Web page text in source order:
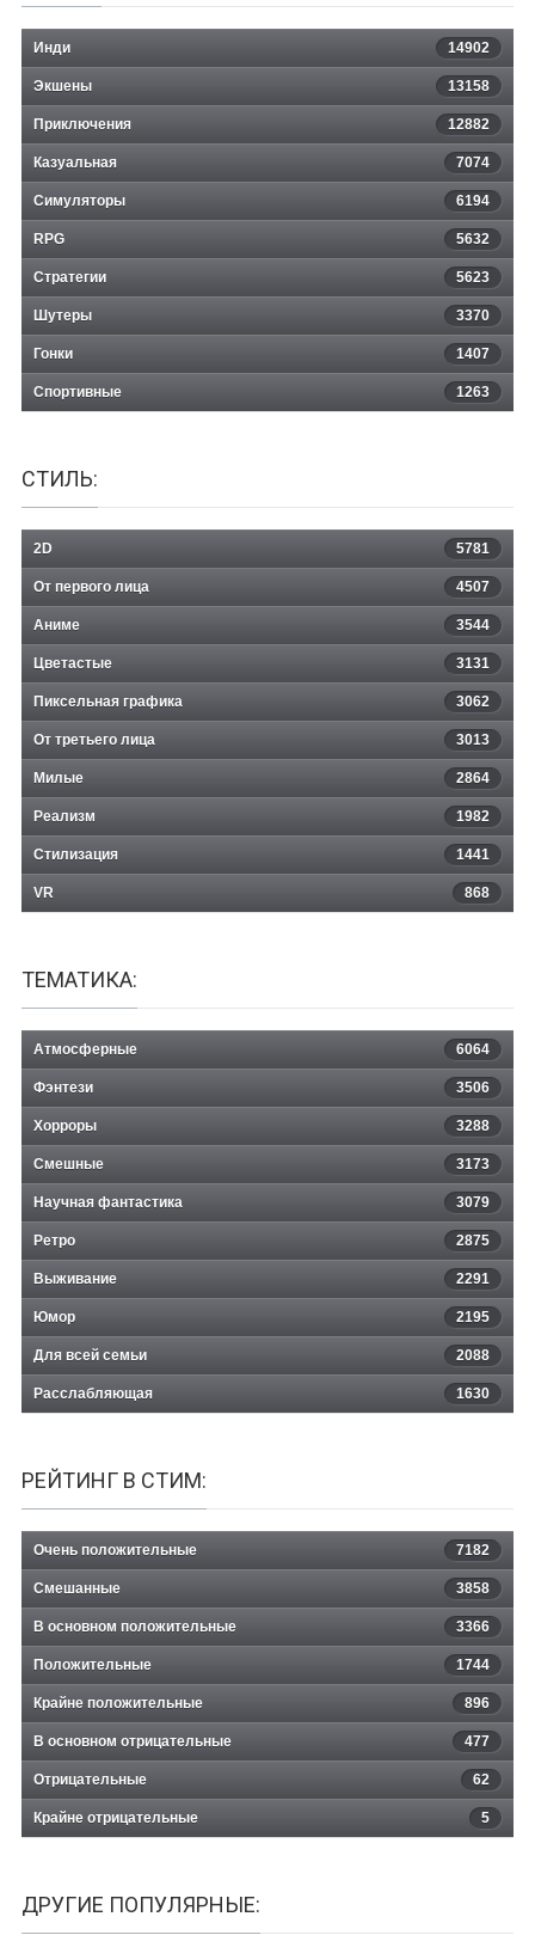
Company of Heroes 2 - Ardennes
Инди 14902
Экшены 13158
Приключения 12882
Казуальная 7074
Симуляторы 6194
RPG 5632
Стратегии 5623
Шутеры 3370
Гонки 1407
Спортивные 1263
СТИЛЬ:
2D 5781
От первого лица 4507
Аниме 3544
Цветастые 3131
Пиксельная графика 3062
От третьего лица 3013
Милые 2864
Реализм 1982
Стилизация 1441
VR 868
ТЕМАТИКА:
Атмосферные 6064
Фэнтези 3506
Хорроры 3288
Смешные 3173
Научная фантастика 3079
Ретро 2875
Выживание 2291
Юмор 2195
Для всей семьи 2088
Расслабляющая 1630
РЕЙТИНГ В СТИМ:
Очень положительные 7182
Смешанные 3858
В основном положительные 3366
Положительные 1744
Крайне положительные 896
В основном отрицательные 477
Отрицательные 62
Крайне отрицательные 5
ДРУГИЕ ПОПУЛЯРНЫЕ: